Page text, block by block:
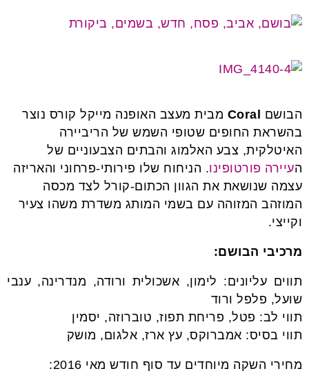
הבושם Coral מבית מעצב האופנה מייקל קורס נוצר
בהשראת החופים שטופי השמש של הריביירה
האיטלקית, צבע האלמוג והבתים הצבעוניים של
העיירה פורטופינו. הניחוח שלו פירותי-פרחוני והאריזה
עצמה שנושאת את הגוון הכתום-קורל לצד מכסה
המוזהב המזוהה עם בשמי המותג משדרת משהו צעיר
וקייצי.
מרכיבי הבושם:
תווים עליונים: לימון, אשכולית ורודה, מנדרינה, ענבי
שועל, פלפל ורוד
תווי לב: פטל, פריחת תפוז, טוברוזה, יסמין
תווי בסיס: אמברוקס, עץ ארז, אלגום, מושק
מחירי השקה מיוחדים עד סוף חודש מאי 2016: